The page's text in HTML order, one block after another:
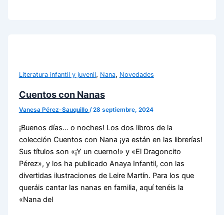
Literatura infantil y juvenil, Nana, Novedades
Cuentos con Nanas
Vanesa Pérez-Sauquillo /28 septiembre, 2024
¡Buenos días… o noches! Los dos libros de la
colección Cuentos con Nana ¡ya están en las librerías!
Sus títulos son «¡Y un cuerno!» y «El Dragoncito
Pérez», y los ha publicado Anaya Infantil, con las
divertidas ilustraciones de Leire Martín. Para los que
queráis cantar las nanas en familia, aquí tenéis la
«Nana del